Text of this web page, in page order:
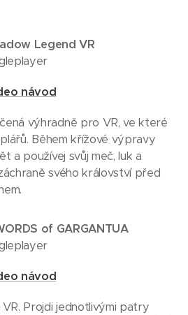
Legend VR
návod
výhradně pro VR, ve které
Během křížové výpravy
a používej svůj meč, luk a
svého království před
of GARGANTUA
návod
Projdi jednotlivými patry